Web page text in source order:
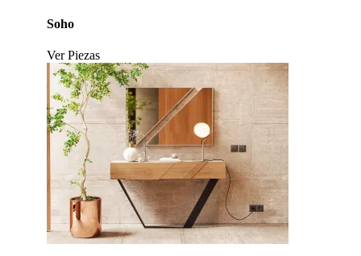
Soho
Ver Piezas
Click to enlarge